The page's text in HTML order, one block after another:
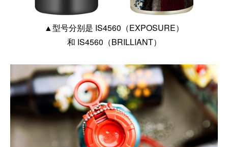
▲型号分别是 IS4560（EXPOSURE）
和 IS4560（BRILLIANT）